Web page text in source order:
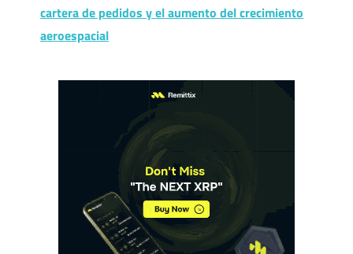
cartera de pedidos y el aumento del crecimiento
aeroespacial